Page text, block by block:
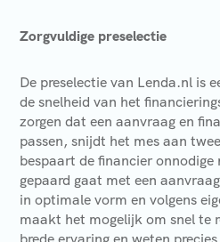
Zorgvuldige preselectie
De preselectie van Lenda.nl is
de snelheid van het
zorgen dat een aanvraag en
passen, snijdt het mes aan
bespaart de financier onnodige
gepaard gaat met een
in optimale vorm en volgens
maakt het mogelijk om snel te